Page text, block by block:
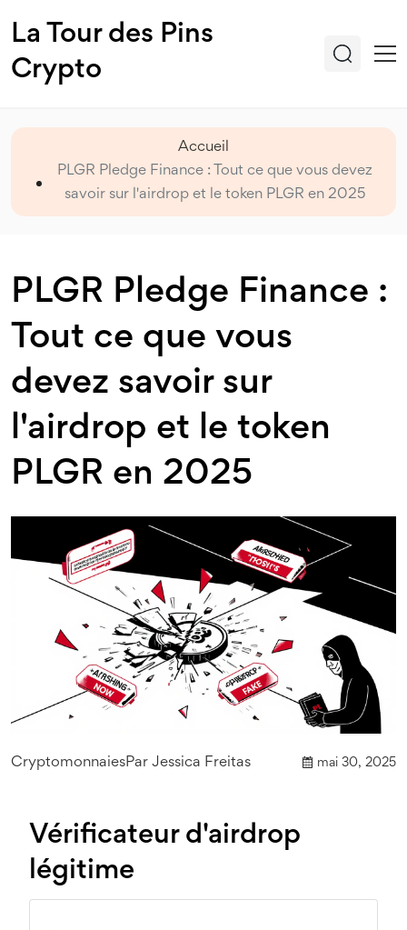
La Tour des Pins
Crypto
Accueil
PLGR Pledge Finance : Tout ce que vous devez
savoir sur l'airdrop et le token PLGR en 2025
PLGR Pledge Finance :
Tout ce que vous
devez savoir sur
l'airdrop et le token
PLGR en 2025
CryptomonnaiesPar Jessica Freitas mai 30, 2025
Vérificateur d'airdrop
légitime